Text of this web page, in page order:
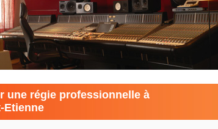
une régie professionnelle à
Etienne